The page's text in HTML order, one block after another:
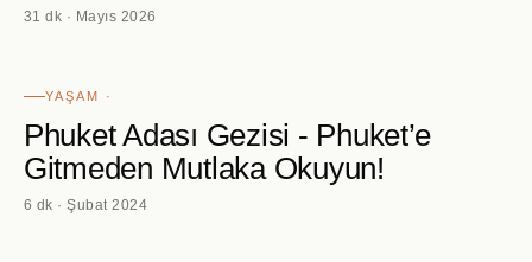
31 dk · Mayıs 2026
YAŞAM ·
Phuket Adası Gezisi - Phuket’e
Gitmeden Mutlaka Okuyun!
6 dk · Şubat 2024